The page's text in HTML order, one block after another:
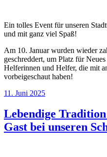
Ein tolles Event für unseren
und mit ganz viel Spaß!
Am 10. Januar wurden wieder
geschreddert, um Platz für
Helferinnen und Helfer, die mit
vorbeigeschaut haben!
Veröffentlicht
11. Juni 2025
Lebendige
Gast bei unseren